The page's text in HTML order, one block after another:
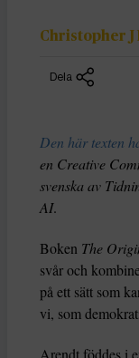
Christopher J
Dela
Den här texten
en Creative
svenska av
AI.
Boken The
svår och
på ett sätt som
vi, som
Arendt föddes i